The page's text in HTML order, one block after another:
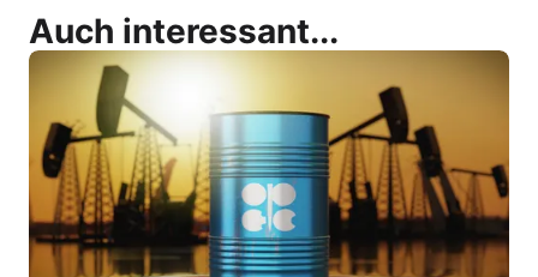
Auch interessant...